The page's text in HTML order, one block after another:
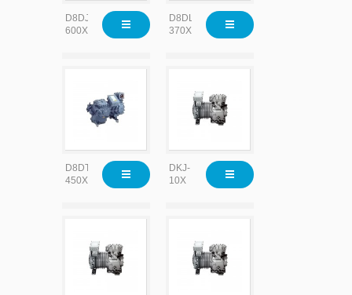
D8DJ-
600X
D8DL-
370X
D8DT-
450X
DKJ-
10X